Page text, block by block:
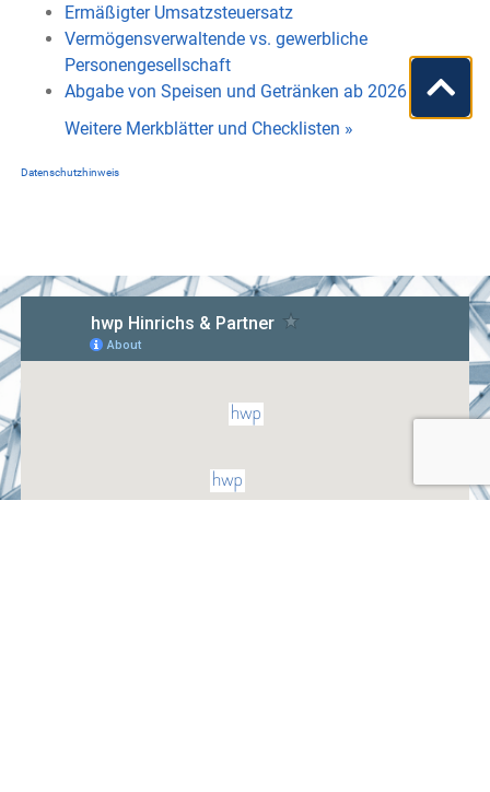
Ermäßigter Umsatzsteuersatz
Vermögensverwaltende vs. gewerbliche
Personengesellschaft
Abgabe von Speisen und Getränken ab 2026
Weitere Merkblätter und Checklisten »
Datenschutzhinweis